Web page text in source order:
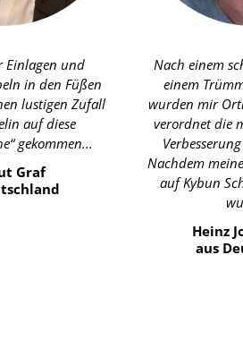
Einlagen und
in den Füßen
lustigen Zufall
auf diese
gekommen...
Graf
Nach einem
einem
wurden mir
verordnet die
Nachdem
auf Kybun
Heinz
aus